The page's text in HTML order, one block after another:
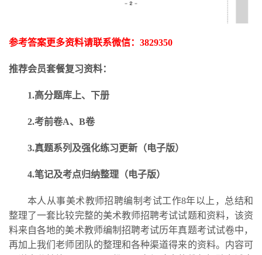
参考答案更多资料请联系微信： 3829350
推荐会员套餐复习资料：
1.高分题库上、下册
2.考前卷A、B卷
3.真题系列及强化练习更新 （电子版）
4.笔记及考点归纳整理（电子版）
本人从事美术教师招聘编制考试工作8年以上，总结和
整理了一套比较完整的美术教师招聘考试试题和资料，该资
料来自各地的美术教师编制招聘考试历年真题考试试卷中，
再加上我们老师团队的整理和各种渠道得来的资料。内容可